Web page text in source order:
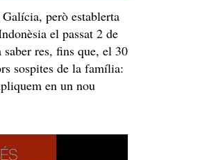
però establerta
el passat 2 de
res, fins que, el 30
sospites de la família:
en un nou